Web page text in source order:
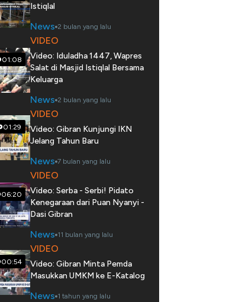
Istiqlal
News 2 bulan yang lalu
01:08
VIDEO
Video: Iduladha 1447, Wapres
Salat di Masjid Istiqlal Bersama
Keluarga
News 2 bulan yang lalu
01:29
VIDEO
Video: Gibran Kunjungi IKN
Jelang Tahun Baru
News 7 bulan yang lalu
06:20
VIDEO
Video: Serba - Serbi! Pidato
Kenegaraan dari Puan Nyanyi -
Dasi Gibran
News 11 bulan yang lalu
00:54
VIDEO
Video: Gibran Minta Pemda
Masukkan UMKM ke E-Katalog
News 1 tahun yang lalu